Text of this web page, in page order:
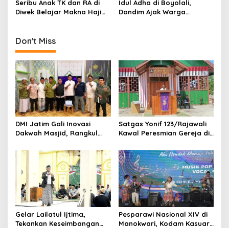
o
Seribu Anak TK dan RA di
Diwek Belajar Makna Haji
Idul Adha di Boyolali,
Dandim Ajak Warga
Don't Miss
DMI Jatim Gali Inovasi
Dakwah Masjid, Rangkul
Satgas Yonif 123/Rajawali
Kawal Peresmian Gereja di
Warga Perkuat Stabilitas
Papua Selatan
Gelar Lailatul Ijtima,
Tekankan Keseimbangan
Pesparawi Nasional XIV di
Manokwari, Kodam Kasuari